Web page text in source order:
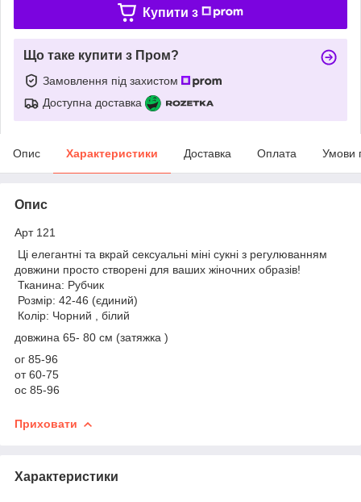
Купити з
Що таке купити з Пром?
Замовлення під захистом
Доступна доставка
Опис Характеристики Доставка Оплата Умови
Опис
Арт 121
Ці елегантні та вкрай сексуальні міні сукні з регулюванням
довжини просто створені для ваших жіночних образів!
Тканина: Рубчик
Розмір: 42-46 (єдиний)
Колір: Чорний , білий
довжина 65- 80 см (затяжка )
ог 85-96
от 60-75
ос 85-96
Приховати
Характеристики